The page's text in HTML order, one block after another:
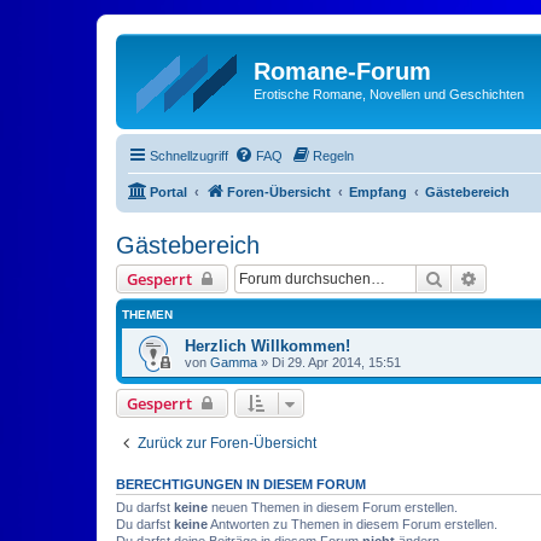
Romane-Forum
Erotische Romane, Novellen und Geschichten
Schnellzugriff FAQ Regeln
Portal Foren-Übersicht Empfang Gästebereich
Gästebereich
Gesperrt Suche
THEMEN
Herzlich Willkommen!
von Gamma » Di 29. Apr 2014, 15:51
Gesperrt
Zurück zur Foren-Übersicht
BERECHTIGUNGEN IN DIESEM FORUM
Du darfst keine neuen Themen in diesem Forum erstellen.
Du darfst keineAntworten zu Themen in diesem Forum erstellen.